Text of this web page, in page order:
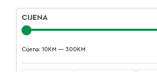
CIJENA
Cijena: 10KM — 300KM